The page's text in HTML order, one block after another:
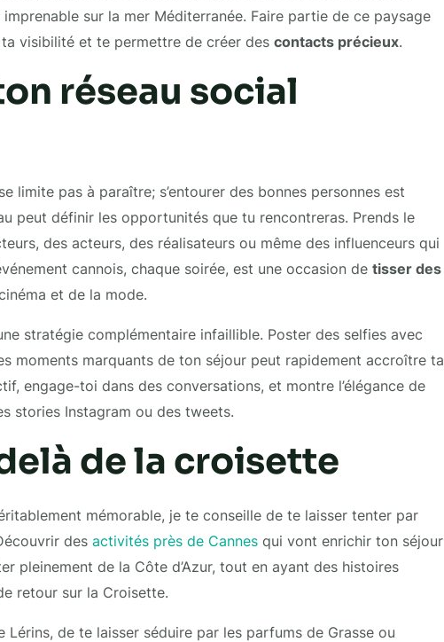
imprenable sur la mer Méditerranée. Faire partie de ce paysage
visibilité et te permettre de créer des contacts précieux.
réseau social
limite pas à paraître; s’entourer des bonnes personnes est
peut définir les opportunités que tu rencontreras. Prends le
des acteurs, des réalisateurs ou même des influenceurs qui
cannois, chaque soirée, est une occasion de tisser des
et de la mode.
stratégie complémentaire infaillible. Poster des selfies avec
moments marquants de ton séjour peut rapidement accroître ta
engage-toi dans des conversations, et montre l’élégance de
stories Instagram ou des tweets.
de la croisette
mémorable, je te conseille de te laisser tenter par
des activités près de Cannesqui vont enrichir ton séjour
pleinement de la Côte d’Azur, tout en ayant des histoires
retour sur la Croisette.
Lérins, de te laisser séduire par les parfums de Grasse ou